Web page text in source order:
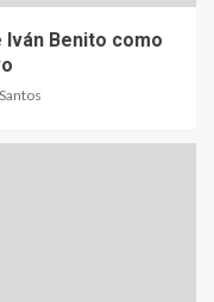
Benito como